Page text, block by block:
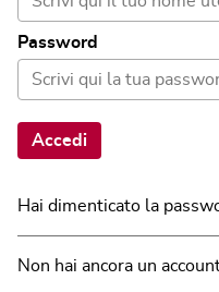
Password
Accedi
Hai dimenticato la
Non hai ancora un